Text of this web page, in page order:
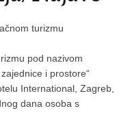
turizmu
pod nazivom
i prostore“
International, Zagreb,
dana osoba s